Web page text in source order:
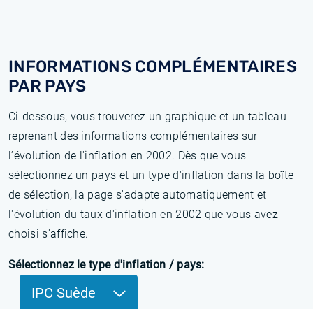
INFORMATIONS COMPLÉMENTAIRES
PAR PAYS
Ci-dessous, vous trouverez un graphique et un tableau
reprenant des informations complémentaires sur
l’évolution de l'inflation en 2002. Dès que vous
sélectionnez un pays et un type d'inflation dans la boîte
de sélection, la page s'adapte automatiquement et
l'évolution du taux d'inflation en 2002 que vous avez
choisi s'affiche.
Sélectionnez le type d'inflation / pays:
IPC Suède